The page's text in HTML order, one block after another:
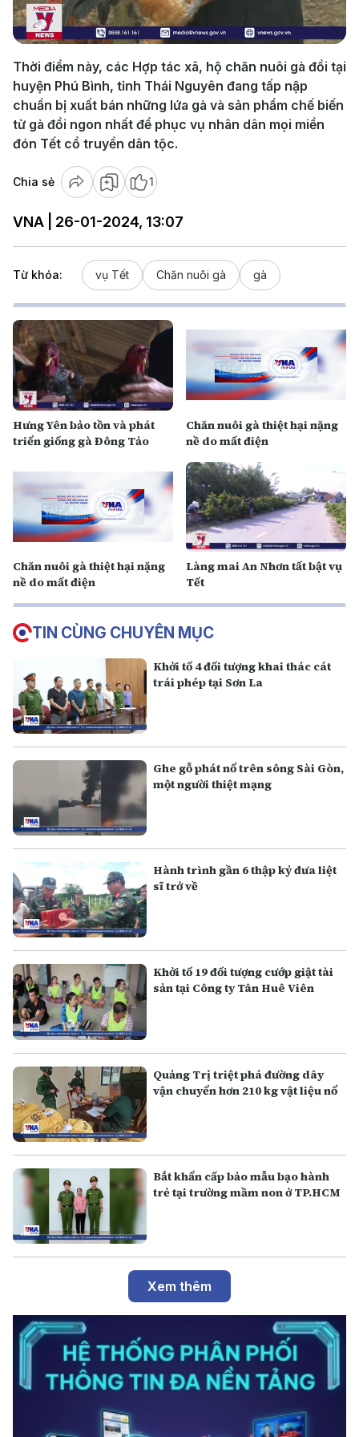
Video
Thời điểm này, các Hợp tác xã, hộ chăn nuôi gà đồi tại
huyện Phú Bình, tỉnh Thái Nguyên đang tấp nập
chuẩn bị xuất bán những lứa gà và sản phẩm chế biến
từ gà đồi ngon nhất để phục vụ nhân dân mọi miền
đón Tết cổ truyền dân tộc.
Chia sẻ 1
VNA | 26-01-2024, 13:07
Từ khóa: vụ Tết Chăn nuôi gà gà
Hưng Yên bảo tồn và phát
triển giống gà Đông Tảo
Chăn nuôi gà thiệt hại nặng
nề do mất điện
Chăn nuôi gà thiệt hại nặng
nề do mất điện
Làng mai An Nhơn tất bật vụ
Tết
TIN CÙNG CHUYÊN MỤC
Khởi tố 4 đối tượng khai thác cát
trái phép tại Sơn La
Ghe gỗ phát nổ trên sông Sài Gòn,
một người thiệt mạng
Hành trình gần 6 thập kỷ đưa liệt
sĩ trở về
Khởi tố 19 đối tượng cướp giật tài
sản tại Công ty Tân Huê Viên
Quảng Trị triệt phá đường dây
vận chuyển hơn 210 kg vật liệu nổ
Bắt khẩn cấp bảo mẫu bạo hành
trẻ tại trường mầm non ở TP.HCM
Xem thêm